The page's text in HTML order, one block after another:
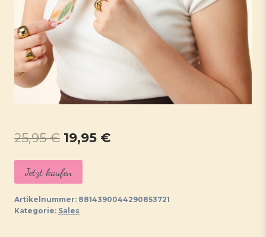
25,95€ Ursprünglicher
Preis
war:
25,95 €
19,95 €
19,95 €.
Jetzt kaufen
Artikelnummer: 8814390044290853721
Kategorie: Sales